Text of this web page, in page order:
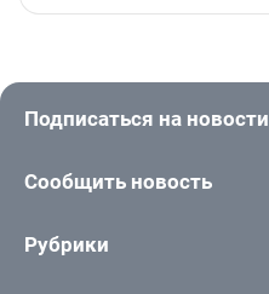
Подписаться на новости
Сообщить новость
Рубрики